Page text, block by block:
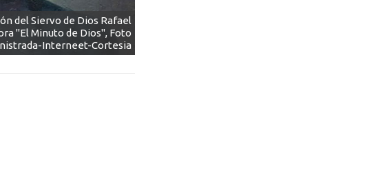
del Siervo de Dios Rafael
"El Minuto de Dios", Foto
Interneet-Cortesia